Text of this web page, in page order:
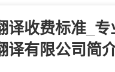
译收费标准_
译有限公司简